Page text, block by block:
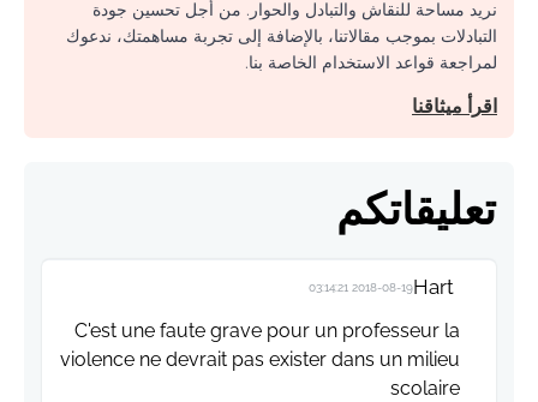
نريد مساحة للنقاش والتبادل والحوار. من أجل تحسين جودة
التبادلات بموجب مقالاتنا، بالإضافة إلى تجربة مساهمتك، ندعوك
لمراجعة قواعد الاستخدام الخاصة بنا.
اقرأ ميثاقنا
تعليقاتكم
Hart
2018-08-19 03:14:21
C'est une faute grave pour un professeur la
violence ne devrait pas exister dans un milieu
scolaire